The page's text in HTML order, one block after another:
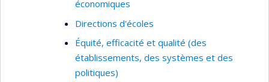
économiques
Directions d'écoles
Équité, efficacité et qualité (des
établissements, des systèmes et des
politiques)